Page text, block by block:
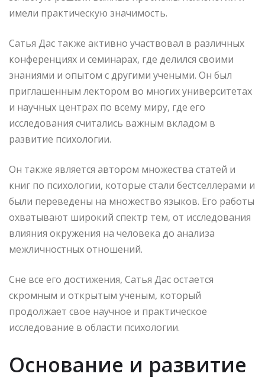
имели практическую значимость.
Сатья Дас также активно участвовал в различных
конференциях и семинарах, где делился своими
знаниями и опытом с другими учеными. Он был
приглашенным лектором во многих университетах
и научных центрах по всему миру, где его
исследования считались важным вкладом в
развитие психологии.
Он также является автором множества статей и
книг по психологии, которые стали бестселлерами и
были переведены на множество языков. Его работы
охватывают широкий спектр тем, от исследования
влияния окружения на человека до анализа
межличностных отношений.
Сне все его достижения, Сатья Дас остается
скромным и открытым ученым, который
продолжает свое научное и практическое
исследование в области психологии.
Основание и развитие